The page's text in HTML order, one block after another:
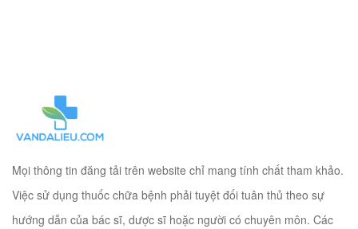
Mọi thông tin đăng tải trên website chỉ mang tính chất tham khảo.
Việc sử dụng thuốc chữa bệnh phải tuyệt đối tuân thủ theo sự
hướng dẫn của bác sĩ, dược sĩ hoặc người có chuyên môn. Các